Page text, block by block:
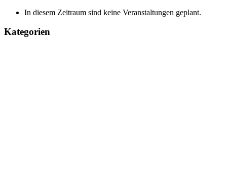
In diesem Zeitraum sind keine Veranstaltungen geplant.
Kategorien